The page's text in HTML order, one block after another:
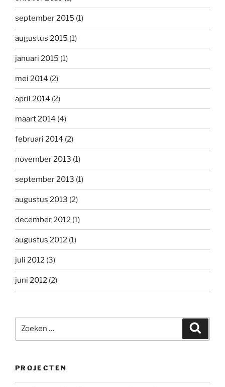
september 2015 (1)
augustus 2015 (1)
januari 2015 (1)
mei 2014 (2)
april 2014 (2)
maart 2014 (4)
februari 2014 (2)
november 2013 (1)
september 2013 (1)
augustus 2013 (2)
december 2012 (1)
augustus 2012 (1)
juli 2012 (3)
juni 2012 (2)
naar:
PROJECTEN